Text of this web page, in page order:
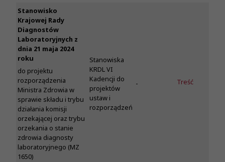
Stanowisko
Krajowej Rady
Diagnostów
Laboratoryjnych z
dnia 21 maja 2024
roku
do projektu
rozporządzenia
Ministra Zdrowia w
sprawie składu i trybu
działania komisji
orzekającej oraz trybu
orzekania o stanie
zdrowia diagnosty
laboratoryjnego (MZ
1650)
Stanowiska
KRDL VI
Kadencji do
projektów
ustaw i
rozporządzeń
- Treść